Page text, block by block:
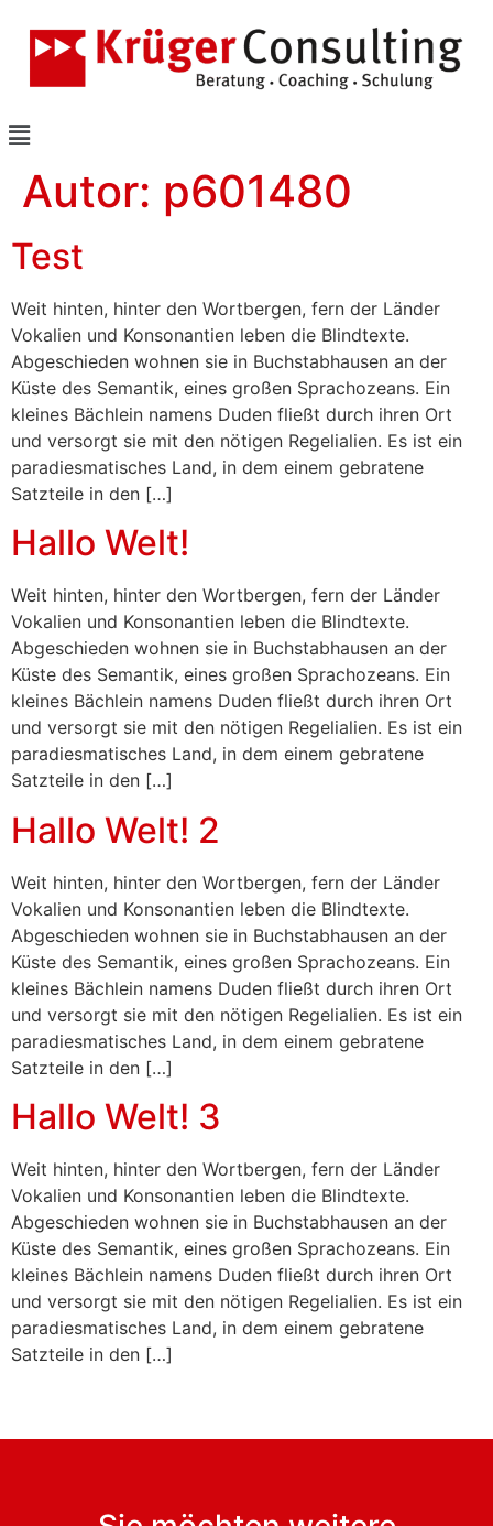
Autor: p601480
Test
Weit hinten, hinter den Wortbergen, fern der Länder
Vokalien und Konsonantien leben die Blindtexte.
Abgeschieden wohnen sie in Buchstabhausen an der
Küste des Semantik, eines großen Sprachozeans. Ein
kleines Bächlein namens Duden fließt durch ihren Ort
und versorgt sie mit den nötigen Regelialien. Es ist ein
paradiesmatisches Land, in dem einem gebratene
Satzteile in den […]
Hallo Welt!
Weit hinten, hinter den Wortbergen, fern der Länder
Vokalien und Konsonantien leben die Blindtexte.
Abgeschieden wohnen sie in Buchstabhausen an der
Küste des Semantik, eines großen Sprachozeans. Ein
kleines Bächlein namens Duden fließt durch ihren Ort
und versorgt sie mit den nötigen Regelialien. Es ist ein
paradiesmatisches Land, in dem einem gebratene
Satzteile in den […]
Hallo Welt! 2
Weit hinten, hinter den Wortbergen, fern der Länder
Vokalien und Konsonantien leben die Blindtexte.
Abgeschieden wohnen sie in Buchstabhausen an der
Küste des Semantik, eines großen Sprachozeans. Ein
kleines Bächlein namens Duden fließt durch ihren Ort
und versorgt sie mit den nötigen Regelialien. Es ist ein
paradiesmatisches Land, in dem einem gebratene
Satzteile in den […]
Hallo Welt! 3
Weit hinten, hinter den Wortbergen, fern der Länder
Vokalien und Konsonantien leben die Blindtexte.
Abgeschieden wohnen sie in Buchstabhausen an der
Küste des Semantik, eines großen Sprachozeans. Ein
kleines Bächlein namens Duden fließt durch ihren Ort
und versorgt sie mit den nötigen Regelialien. Es ist ein
paradiesmatisches Land, in dem einem gebratene
Satzteile in den […]